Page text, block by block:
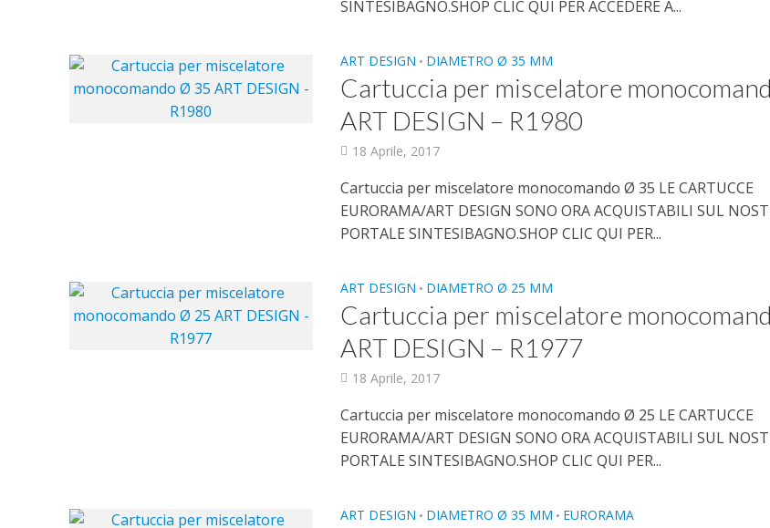
SINTESIBAGNO.SHOP CLIC QUI PER ACCEDERE A...
ART DESIGN • DIAMETRO Ø 35 MM
Cartuccia per miscelatore
ART DESIGN – R1980
18 Aprile, 2017
Cartuccia per miscelatore monocomando Ø 35 LE CARTUCCE
EURORAMA/ART DESIGN SONO ORA ACQUISTABILI SUL
PORTALE SINTESIBAGNO.SHOP CLIC QUI PER...
ART DESIGN • DIAMETRO Ø 25 MM
Cartuccia per miscelatore
ART DESIGN – R1977
18 Aprile, 2017
Cartuccia per miscelatore monocomando Ø 25 LE CARTUCCE
EURORAMA/ART DESIGN SONO ORA ACQUISTABILI SUL
PORTALE SINTESIBAGNO.SHOP CLIC QUI PER...
ART DESIGN • DIAMETRO Ø 35 MM • EURORAMA